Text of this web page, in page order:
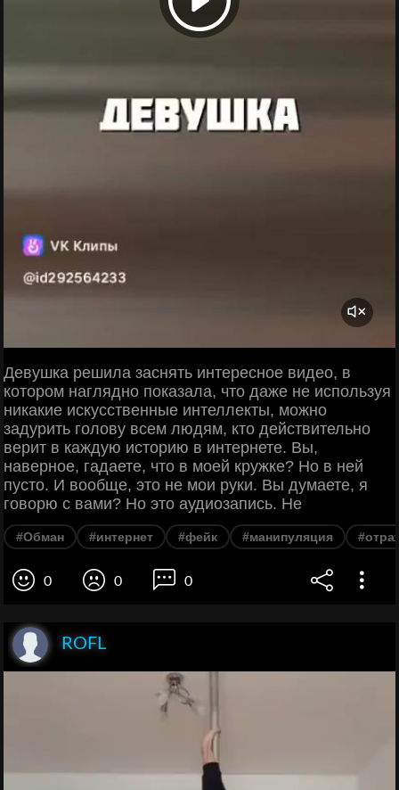
Девушка решила заснять интересное видео, в
котором наглядно показала, что даже не используя
никакие искусственные интеллекты, можно
задурить голову всем людям, кто действительно
верит в каждую историю в интернете. Вы,
наверное, гадаете, что в моей кружке? Но в ней
пусто. И вообще, это не мои руки. Вы думаете, я
говорю с вами? Но это аудиозапись. Не
#Обман #интернет #фейк #манипуляция
0 0 0
ROFL